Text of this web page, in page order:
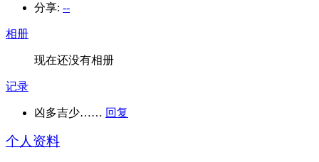
分享: --
相册
现在还没有相册
记录
凶多吉少…… 回复
个人资料